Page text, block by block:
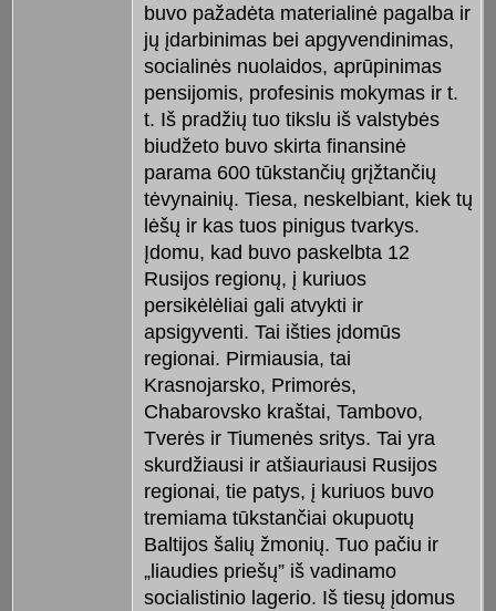
buvo pažadėta materialinė pagalba ir
jų įdarbinimas bei apgyvendinimas,
socialinės nuolaidos, aprūpinimas
pensijomis, profesinis mokymas ir t.
t. Iš pradžių tuo tikslu iš valstybės
biudžeto buvo skirta finansinė
parama 600 tūkstančių grįžtančių
tėvynainių. Tiesa, neskelbiant, kiek tų
lėšų ir kas tuos pinigus tvarkys.
Įdomu, kad buvo paskelbta 12
Rusijos regionų, į kuriuos
persikėlėliai gali atvykti ir
apsigyventi. Tai išties įdomūs
regionai. Pirmiausia, tai
Krasnojarsko, Primorės,
Chabarovsko kraštai, Tambovo,
Tverės ir Tiumenės sritys. Tai yra
skurdžiausi ir atšiauriausi Rusijos
regionai, tie patys, į kuriuos buvo
tremiama tūkstančiai okupuotų
Baltijos šalių žmonių. Tuo pačiu ir
„liaudies priešų” iš vadinamo
socialistinio lagerio. Iš tiesų įdomus